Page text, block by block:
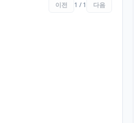
이전 1 / 1 다음